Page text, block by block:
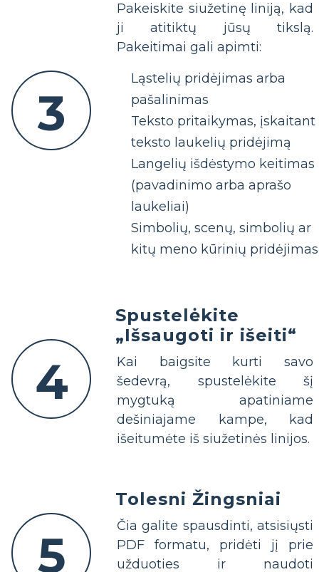
3
Pakeiskite siužetinę liniją, kad
ji atitiktų jūsų tikslą.
Pakeitimai gali apimti:
Ląstelių pridėjimas arba
pašalinimas
Teksto pritaikymas, įskaitant
teksto laukelių pridėjimą
Langelių išdėstymo keitimas
(pavadinimo arba aprašo
laukeliai)
Simbolių, scenų, simbolių ar
kitų meno kūrinių pridėjimas
4
Spustelėkite
„Išsaugoti ir išeiti“
Kai baigsite kurti savo
šedevrą, spustelėkite šį
mygtuką apatiniame
dešiniajame kampe, kad
išeitumėte iš siužetinės linijos.
5
Tolesni Žingsniai
Čia galite spausdinti, atsisiųsti
PDF formatu, pridėti jį prie
užduoties ir naudoti